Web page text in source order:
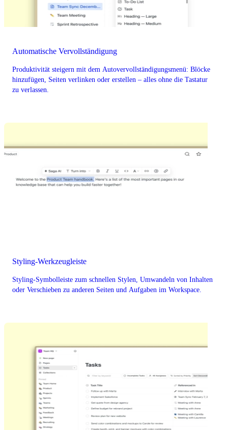
Automatische Vervollständigung
Produktivität steigern mit dem Autovervollständigungsmenü: Blöcke
hinzufügen, Seiten verlinken oder erstellen – alles ohne die Tastatur
zu verlassen.
Styling-Werkzeugleiste
Styling-Symbolleiste zum schnellen Stylen, Umwandeln von Inhalten
oder Verschieben zu anderen Seiten und Aufgaben im Workspace.